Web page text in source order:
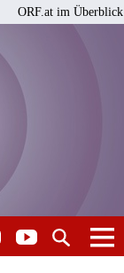
ORF.at im Überblick